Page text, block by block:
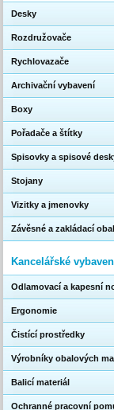
Desky
Rozdružovače
Rychlovazače
Archivační vybavení
Boxy
Pořadače a štítky
Spisovky a spisové
Stojany
Vizitky a jmenovky
Závěsné a zakládací
Kancelářské
Odlamovací a kapesní
Ergonomie
Čistící prostředky
Výrobníky obalových
Balicí materiál
Ochranné pracovní